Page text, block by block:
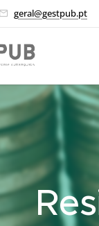
geral@gestpub.pt